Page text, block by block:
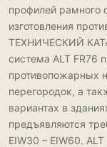
профилей рамного
изготовления
ТЕХНИЧЕСКИЙ
система ALT FR76
противопожарных
перегородок, а
вариантах в
предъявляются
EIW30 – EIW60.